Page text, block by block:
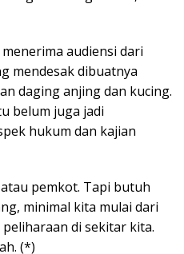
audiensi dari
mendesak dibuatnya
daging anjing dan kucing.
belum juga jadi
hukum dan kajian
atau pemkot. Tapi butuh
minimal kita mulai dari
di sekitar kita.
(*)